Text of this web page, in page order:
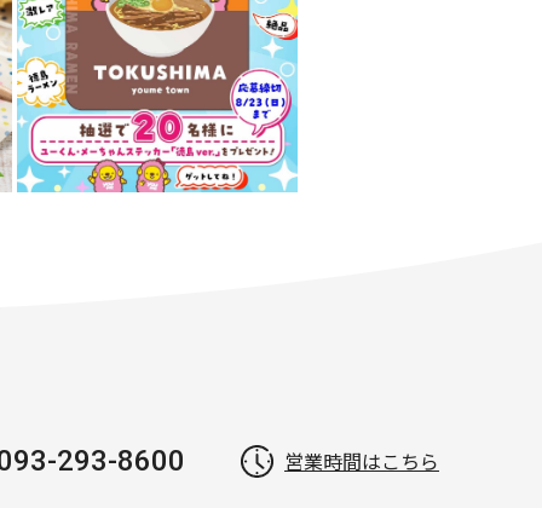
293-8600 営業時間はこちら